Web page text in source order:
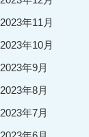
2023年11月
2023年10月
2023年9月
2023年8月
2023年7月